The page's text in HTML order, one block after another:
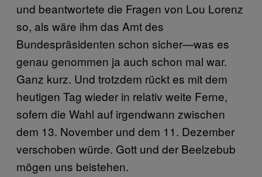
und beantwortete die Fragen von Lou Lorenz
so, als wäre ihm das Amt des
Bundespräsidenten schon sicher—was es
genau genommen ja auch schon mal war.
Ganz kurz. Und trotzdem rückt es mit dem
heutigen Tag wieder in relativ weite Ferne,
sofern die Wahl auf irgendwann zwischen
dem 13. November und dem 11. Dezember
verschoben würde. Gott und der Beelzebub
mögen uns beistehen.